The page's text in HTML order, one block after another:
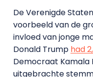
De Verenigde
voorbeeld van de
invloed van jonge
Donald Trump had
Democraat Kamala
uitgebrachte